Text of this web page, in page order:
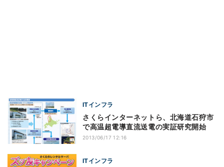
ITインフラ
さくらインターネットら、北海道石狩市
で高温超電導直流送電の実証研究開始
2013/06/17 12:16
ITインフラ